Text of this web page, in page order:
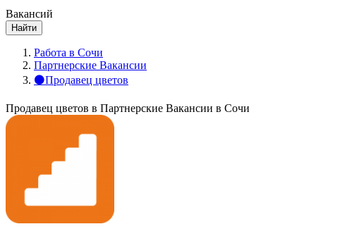
Вакансий
Найти
Работа в Сочи
Партнерские Вакансии
⚫Продавец цветов
Продавец цветов в Партнерские Вакансии в Сочи